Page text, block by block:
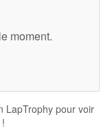
moment.
LapTrophy pour voir